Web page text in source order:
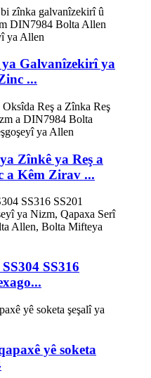
ya Galvanîzekirî ya
...
Zînkê ya Reş a
a Kêm Zirav ...
SS316
yê soketa